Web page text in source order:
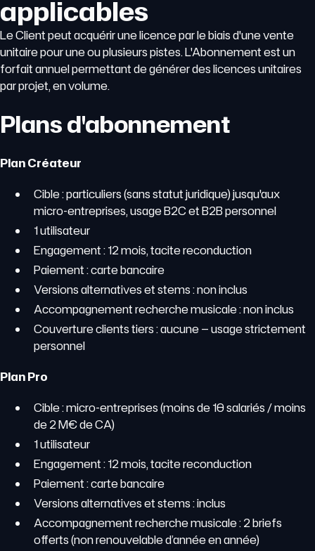
applicables
Le Client peut acquérir une licence par le biais d'une vente
unitaire pour une ou plusieurs pistes. L'Abonnement est un
forfait annuel permettant de générer des licences unitaires
par projet, en volume.
Plans d'abonnement
Plan Créateur
Cible : particuliers (sans statut juridique) jusqu'aux
micro-entreprises, usage B2C et B2B personnel
1 utilisateur
Engagement : 12 mois, tacite reconduction
Paiement : carte bancaire
Versions alternatives et stems : non inclus
Accompagnement recherche musicale : non inclus
Couverture clients tiers : aucune — usage strictement
personnel
Plan Pro
Cible : micro-entreprises (moins de 10 salariés / moins
de 2 M€ de CA)
1 utilisateur
Engagement : 12 mois, tacite reconduction
Paiement : carte bancaire
Versions alternatives et stems : inclus
Accompagnement recherche musicale : 2 briefs
offerts (non renouvelable d’année en année)